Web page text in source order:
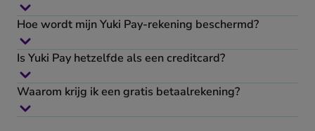
Hoe wordt mijn Yuki Pay-rekening beschermd?
Is Yuki Pay hetzelfde als een creditcard?
Waarom krijg ik een gratis betaalrekening?